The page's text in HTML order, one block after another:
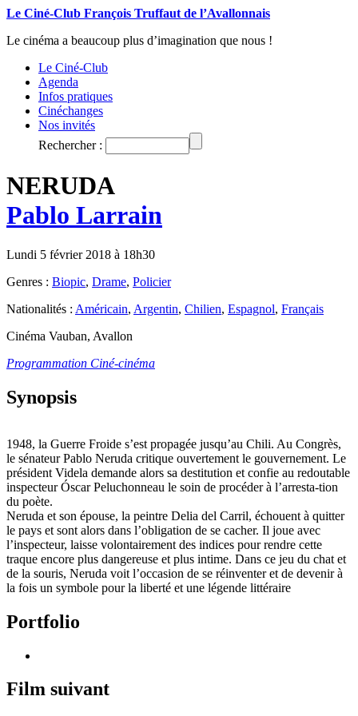
Le Ciné-Club François Truffaut de l’Avallonnais
Le cinéma a beaucoup plus d’imagination que nous !
Le Ciné-Club
Agenda
Infos pratiques
Cinéchanges
Nos invités
Rechercher :
NERUDA
Pablo Larrain
Lundi 5 février 2018 à 18h30
Genres : Biopic, Drame, Policier
Nationalités : Américain, Argentin, Chilien, Espagnol, Français
Cinéma Vauban, Avallon
Programmation Ciné-cinéma
Synopsis
1948, la Guerre Froide s’est propagée jusqu’au Chili. Au Congrès,
le sénateur Pablo Neruda critique ouvertement le gouvernement. Le
président Videla demande alors sa destitution et confie au redoutable
inspecteur Óscar Peluchonneau le soin de procéder à l’arresta-tion
du poète.
Neruda et son épouse, la peintre Delia del Carril, échouent à quitter
le pays et sont alors dans l’obligation de se cacher. Il joue avec
l’inspecteur, laisse volontairement des indices pour rendre cette
traque encore plus dangereuse et plus intime. Dans ce jeu du chat et
de la souris, Neruda voit l’occasion de se réinventer et de devenir à
la fois un symbole pour la liberté et une légende littéraire
Portfolio
Film suivant